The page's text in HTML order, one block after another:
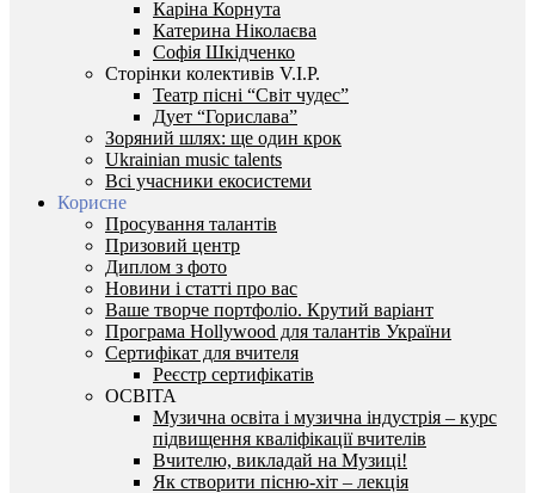
Каріна Корнута
Катерина Ніколаєва
Софія Шкідченко
Сторінки колективів V.I.P.
Театр пісні “Світ чудес”
Дует “Горислава”
Зоряний шлях: ще один крок
Ukrainian music talents
Всі учасники екосистеми
Корисне
Просування талантів
Призовий центр
Диплом з фото
Новини і статті про вас
Ваше творче портфоліо. Крутий варіант
Програма Hollywood для талантів України
Сертифікат для вчителя
Реєстр сертифікатів
ОСВІТА
Музична освіта і музична індустрія – курс
підвищення кваліфікації вчителів
Вчителю, викладай на Музиці!
Як створити пісню-хіт – лекція